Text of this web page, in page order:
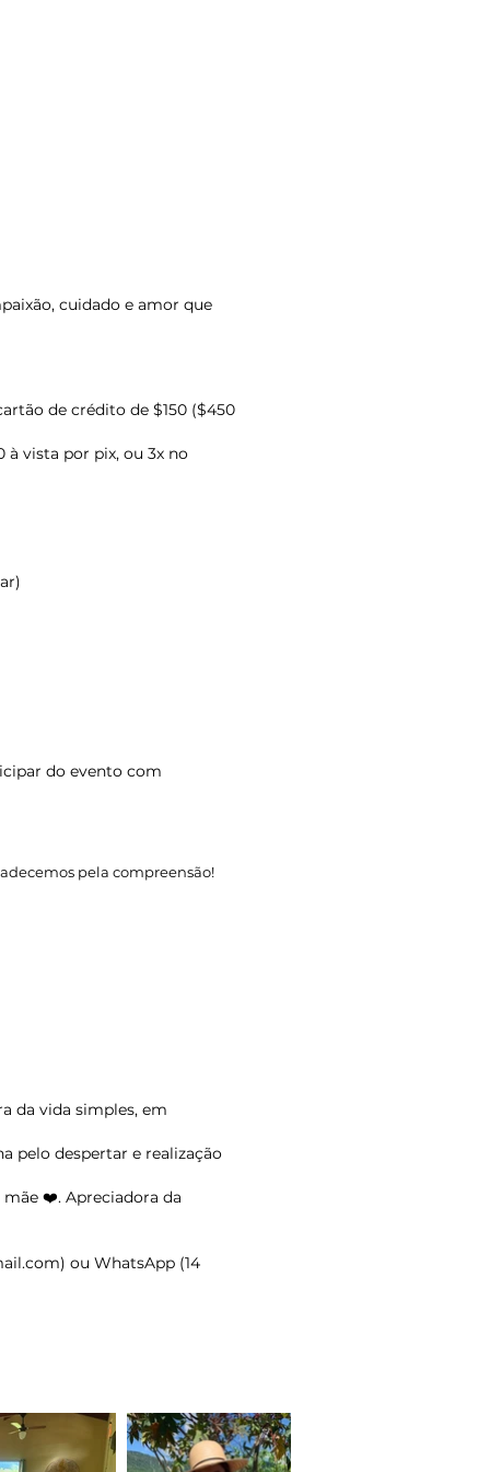
cuidado e amor que
de crédito de $150 ($450
à vista por pix, ou 3x no
do evento com
pela compreensão!
da vida simples, em
pelo despertar e realização
❤️. Apreciadora da
) ou WhatsApp (14